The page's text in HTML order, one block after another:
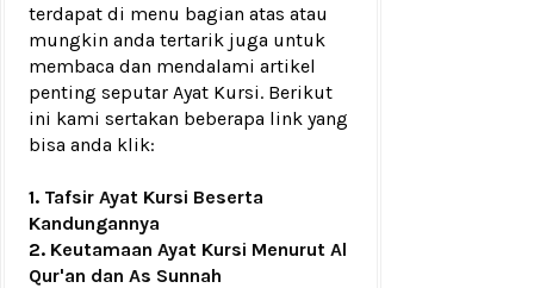
terdapat di menu bagian atas atau
mungkin anda tertarik juga untuk
membaca dan mendalami artikel
penting seputar Ayat Kursi. Berikut
ini kami sertakan beberapa link yang
bisa anda klik:
1. Tafsir Ayat Kursi Beserta
Kandungannya
2. Keutamaan Ayat Kursi Menurut Al
Qur'an dan As Sunnah